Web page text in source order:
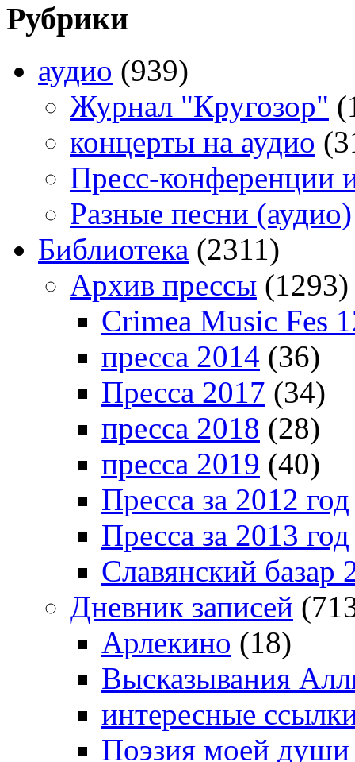
Рубрики
аудио (939)
Журнал "Кругозор"
концерты на аудио
Пресс-конференции
Разные песни (аудио)
Библиотека (2311)
Архив прессы (1293)
Crimea Music Fes
пресса 2014 (36)
Пресса 2017 (34)
пресса 2018 (28)
пресса 2019 (40)
Пресса за 2012 год
Пресса за 2013 год
Славянский базар
Дневник записей
Арлекино (18)
Высказывания
интересные
Поэзия моей души